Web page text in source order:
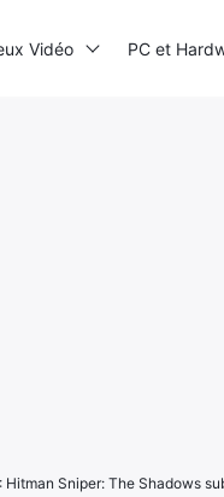
Hitman Sniper: The Shadows
Vidéo PC et